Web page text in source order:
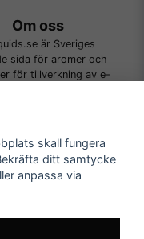
Om oss
är Sveriges
sida för aromer och
för tillverkning av e-
skall fungera
ditt samtycke
anpassa via